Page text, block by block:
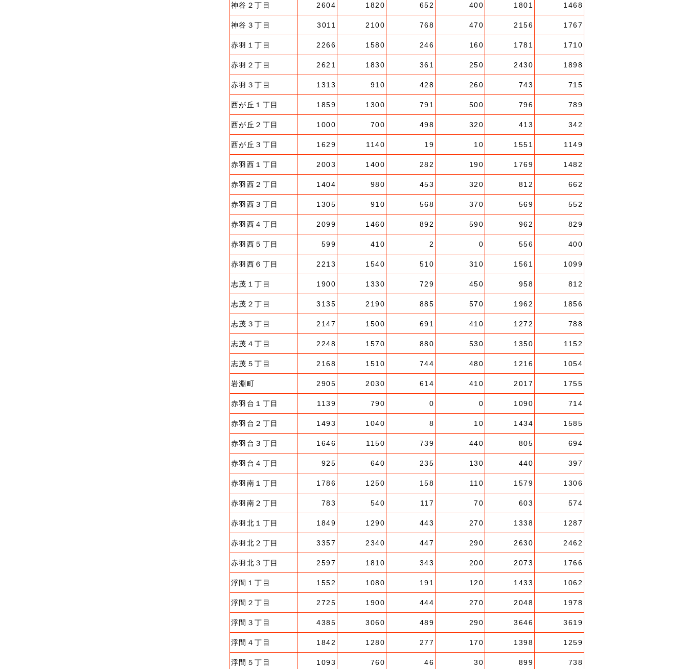
神谷２丁目 2604 1820 652 400 1801 1468
神谷３丁目 3011 2100 768 470 2156 1767
赤羽１丁目 2266 1580 246 160 1781 1710
赤羽２丁目 2621 1830 361 250 2430 1898
赤羽３丁目 1313 910 428 260 743 715
西が丘１丁目 1859 1300 791 500 796 789
西が丘２丁目 1000 700 498 320 413 342
西が丘３丁目 1629 1140 19 10 1551 1149
赤羽西１丁目 2003 1400 282 190 1769 1482
赤羽西２丁目 1404 980 453 320 812 662
赤羽西３丁目 1305 910 568 370 569 552
赤羽西４丁目 2099 1460 892 590 962 829
赤羽西５丁目 599 410 2 0 556 400
赤羽西６丁目 2213 1540 510 310 1561 1099
志茂１丁目 1900 1330 729 450 958 812
志茂２丁目 3135 2190 885 570 1962 1856
志茂３丁目 2147 1500 691 410 1272 788
志茂４丁目 2248 1570 880 530 1350 1152
志茂５丁目 2168 1510 744 480 1216 1054
岩淵町 2905 2030 614 410 2017 1755
赤羽台１丁目 1139 790 0 0 1090 714
赤羽台２丁目 1493 1040 8 10 1434 1585
赤羽台３丁目 1646 1150 739 440 805 694
赤羽台４丁目 925 640 235 130 440 397
赤羽南１丁目 1786 1250 158 110 1579 1306
赤羽南２丁目 783 540 117 70 603 574
赤羽北１丁目 1849 1290 443 270 1338 1287
赤羽北２丁目 3357 2340 447 290 2630 2462
赤羽北３丁目 2597 1810 343 200 2073 1766
浮間１丁目 1552 1080 191 120 1433 1062
浮間２丁目 2725 1900 444 270 2048 1978
浮間３丁目 4385 3060 489 290 3646 3619
浮間４丁目 1842 1280 277 170 1398 1259
浮間５丁目 1093 760 46 30 899 738